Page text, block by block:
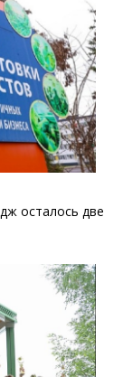
осталось две